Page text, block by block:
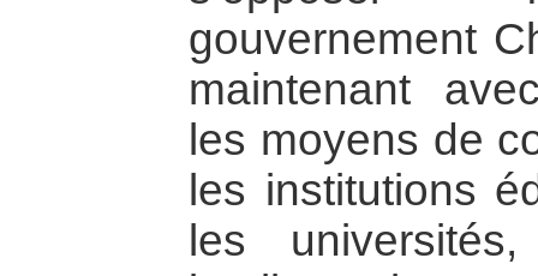
gouvernement
maintenant
les moyens de
les institutions
les